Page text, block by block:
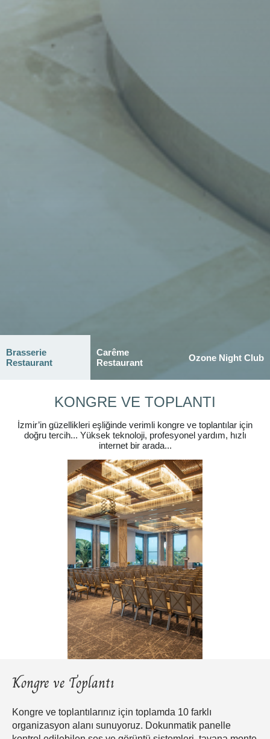
Brasserie
Restaurant
Carême
Restaurant
Ozone Night Club
KONGRE VE TOPLANTI
İzmir’in güzellikleri eşliğinde verimli kongre ve toplantılar için
doğru tercih... Yüksek teknoloji, profesyonel yardım, hızlı
internet bir arada...
Kongre ve Toplantı
Kongre ve toplantılarınız için toplamda 10 farklı
organizasyon alanı sunuyoruz. Dokunmatik panelle